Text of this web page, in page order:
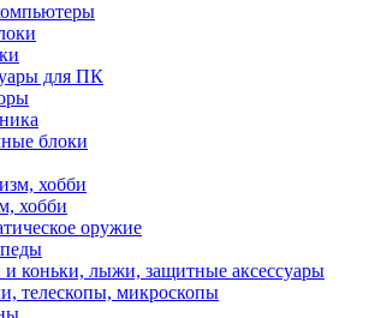
для ПК
блоки
хобби
оружие
и коньки, лыжи, защитные аксессуары
телескопы, микроскопы